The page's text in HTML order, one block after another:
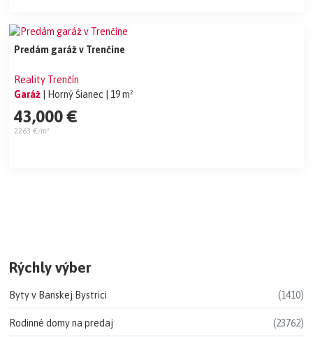
Predám garáž v Trenčíne
Reality Trenčín
Garáž
| Horný Šianec | 19 m²
43,000 €
2263 €/m²
Rýchly výber
Byty v Banskej Bystrici (1410)
Rodinné domy na predaj (23762)